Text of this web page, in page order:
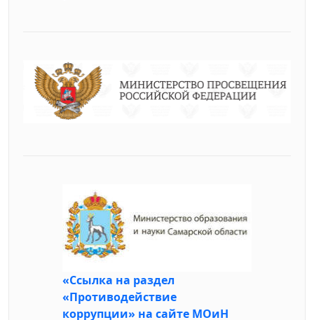
«Ссылка на раздел
«Противодействие
коррупции» на сайте МОиН